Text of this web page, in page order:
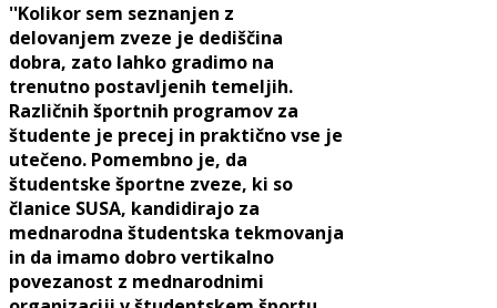
''Kolikor sem seznanjen z
delovanjem zveze je dediščina
dobra, zato lahko gradimo na
trenutno postavljenih temeljih.
Različnih športnih programov za
študente je precej in praktično vse je
utečeno. Pomembno je, da
študentske športne zveze, ki so
članice SUSA, kandidirajo za
mednarodna študentska tekmovanja
in da imamo dobro vertikalno
povezanost z mednarodnimi